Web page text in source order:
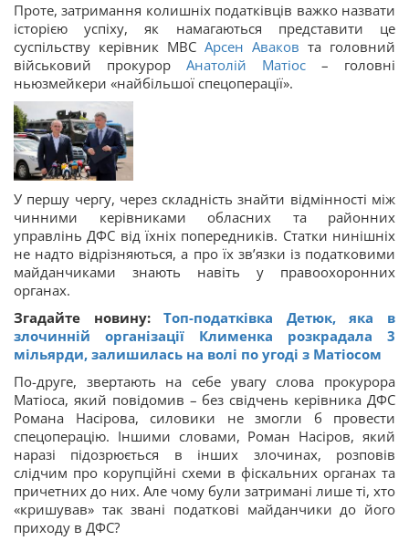
Проте, затримання колишніх податківців важко назвати
історією успіху, як намагаються представити це
суспільству керівник МВС Арсен Аваков та головний
військовий прокурор Анатолій Матіос – головні
ньюзмейкери «найбільшої спецоперації».
У першу чергу, через складність знайти відмінності між
чинними керівниками обласних та районних
управлінь ДФС від їхніх попередників. Статки нинішніх
не надто відрізняються, а про їх зв’язки із податковими
майданчиками знають навіть у правоохоронних
органах.
Згадайте новину:Топ-податківка Детюк, яка в
злочинній організації Клименка розкрадала 3
мільярди, залишилась на волі по угоді з Матіосом
По-друге, звертають на себе увагу слова прокурора
Матіоса, який повідомив – без свідчень керівника ДФС
Романа Насірова, силовики не змогли б провести
спецоперацію. Іншими словами, Роман Насіров, який
наразі підозрюється в інших злочинах, розповів
слідчим про корупційні схеми в фіскальних органах та
причетних до них. Але чому були затримані лише ті, хто
«кришував» так звані податкові майданчики до його
приходу в ДФС?